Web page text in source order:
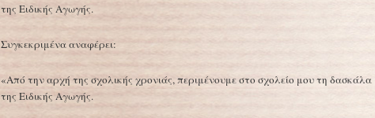
της Ειδικής Αγωγής.
Συγκεκριμένα αναφέρει:
«Από την αρχή της σχολικής χρονιάς, περιμένουμε στο σχολείο μου τη δασκάλα
της Ειδικής Αγωγής.